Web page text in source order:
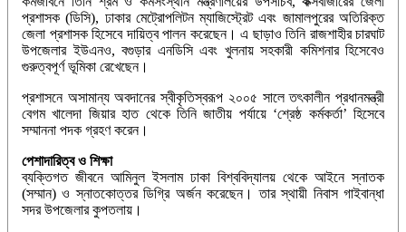
প্রশাসক (ডিসি), ঢাকার মেট্রোপলিটন ম্যাজিস্ট্রেট এবং জামালপুরের অতিরিক্ত
জেলা প্রশাসক হিসেবে দায়িত্ব পালন করেছেন। এ ছাড়াও তিনি রাজশাহীর চারঘাট
উপজেলার ইউএনও, বগুড়ার এনডিসি এবং খুলনায় সহকারী কমিশনার হিসেবেও
গুরুত্বপূর্ণ ভূমিকা রেখেছেন।
প্রশাসনে অসামান্য অবদানের স্বীকৃতিস্বরূপ ২০০৫ সালে তৎকালীন প্রধানমন্ত্রী
বেগম খালেদা জিয়ার হাত থেকে তিনি জাতীয় পর্যায়ে ‘শ্রেষ্ঠ কর্মকর্তা’ হিসেবে
সম্মাননা পদক গ্রহণ করেন।
পেশাদারিত্ব ও শিক্ষা
ব্যক্তিগত জীবনে আমিনুল ইসলাম ঢাকা বিশ্ববিদ্যালয় থেকে আইনে স্নাতক
(সম্মান) ও স্নাতকোত্তর ডিগ্রি অর্জন করেছেন। তার স্থায়ী নিবাস গাইবান্ধা
সদর উপজেলার কুপতলায়।